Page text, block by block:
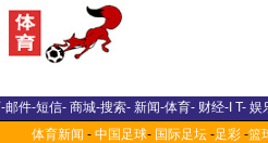
-邮件-短信- 商城-搜索- 新闻-体育- 财经-I T- 娱
体育新闻 - 中国足球- 国际足坛 -足彩 -篮